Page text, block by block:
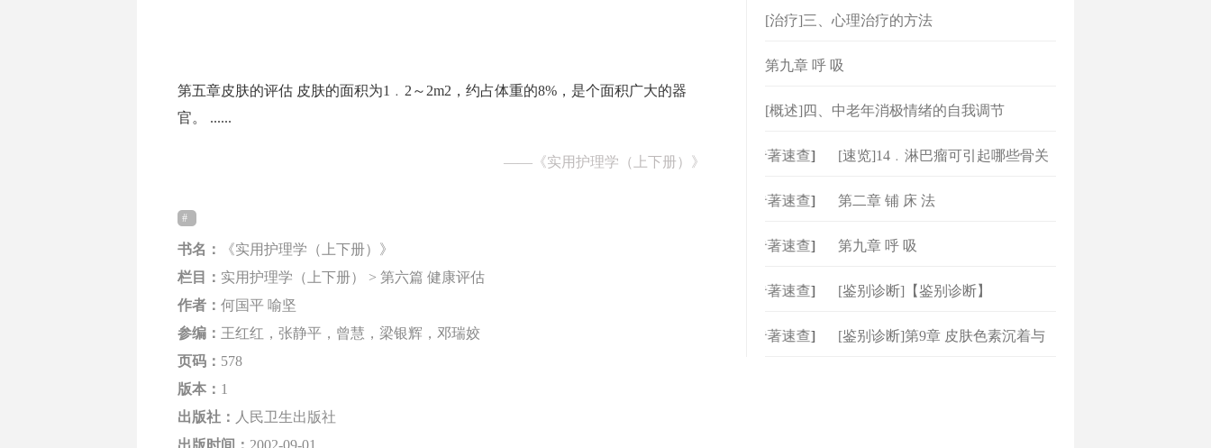
第五章皮肤的评估 皮肤的面积为1﹒2～2m2，约占体重的8%，是个面积广大的器
官。 ......
—— 《实用护理学（上下册）》
书名：
《实用护理学（上下册）》
栏目： 实用护理学（上下册） > 第六篇 健康评估
作者： 何国平 喻坚
参编： 王红红，张静平，曾慧，梁银辉，邓瑞姣
页码： 578
版本： 1
出版社： 人民卫生出版社
出版时间： 2002-09-01
[治疗]三、心理治疗的方法
第九章 呼 吸
[概述]四、中老年消极情绪的自我调节
专著速查]
[速览]14﹒淋巴瘤可引起哪些骨关
专著速查] 第二章 铺 床 法
专著速查] 第九章 呼 吸
专著速查] [鉴别诊断]【鉴别诊断】
专著速查] [鉴别诊断]第9章 皮肤色素沉着与